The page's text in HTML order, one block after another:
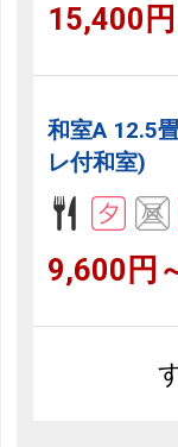
15,400
和室A 12.5
レ付和室)
9,600円